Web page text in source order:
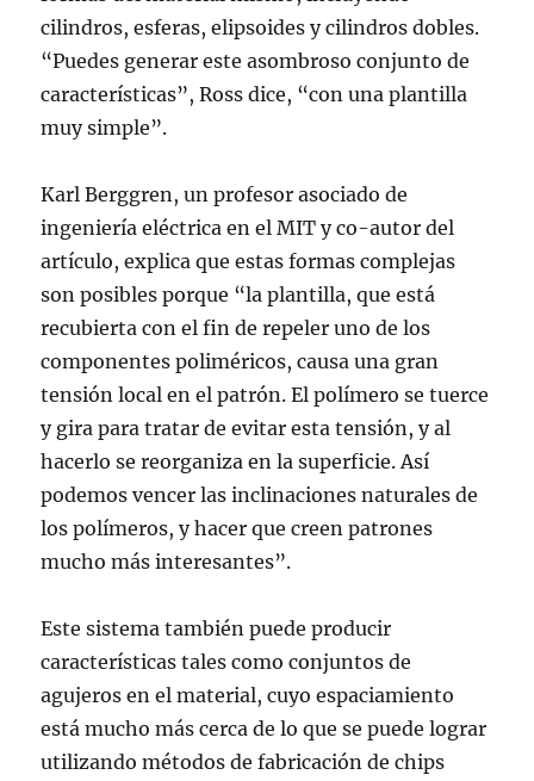
cilindros, esferas, elipsoides y cilindros dobles.
“Puedes generar este asombroso conjunto de
características”, Ross dice, “con una plantilla
muy simple”.
Karl Berggren, un profesor asociado de
ingeniería eléctrica en el MIT y co-autor del
artículo, explica que estas formas complejas
son posibles porque “la plantilla, que está
recubierta con el fin de repeler uno de los
componentes poliméricos, causa una gran
tensión local en el patrón. El polímero se tuerce
y gira para tratar de evitar esta tensión, y al
hacerlo se reorganiza en la superficie. Así
podemos vencer las inclinaciones naturales de
los polímeros, y hacer que creen patrones
mucho más interesantes”.
Este sistema también puede producir
características tales como conjuntos de
agujeros en el material, cuyo espaciamiento
está mucho más cerca de lo que se puede lograr
utilizando métodos de fabricación de chips